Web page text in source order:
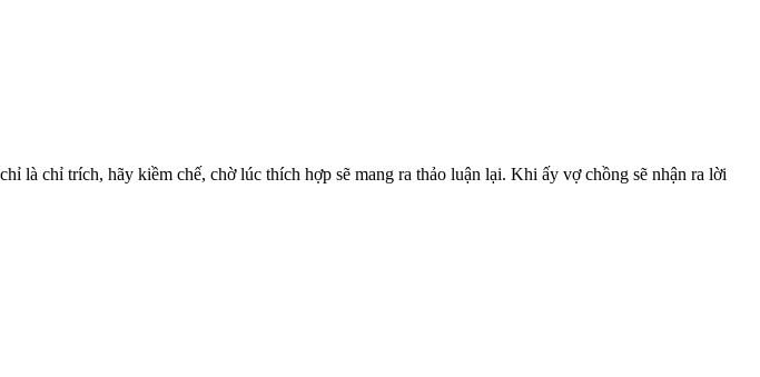
là chỉ trích, hãy kiềm chế, chờ lúc thích hợp sẽ mang ra thảo luận lại. Khi ấy vợ chồng sẽ nhận ra lời